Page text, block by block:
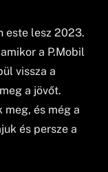
este lesz 2023.
a P.Mobil
vissza a
a jövőt.
és még a
és persze a